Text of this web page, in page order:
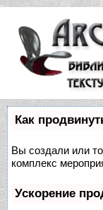
Как
Вы создали или
комплекс
Ускорение